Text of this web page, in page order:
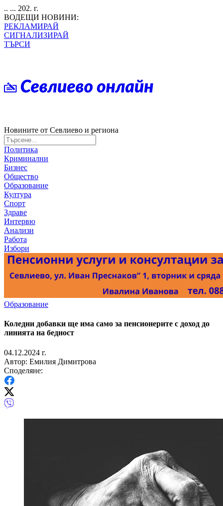
.. ... 202. г.
ВОДЕЩИ НОВИНИ:
РЕКЛАМИРАЙ
СИГНАЛИЗИРАЙ
ТЪРСИ
Новините от Севлиево и региона
Политика
Криминални
Бизнес
Общество
Образование
Култура
Спорт
Здраве
Интервю
Анализи
Работа
Избори
Образование
Коледни добавки ще има само за пенсионерите с доход до
линията на бедност
04.12.2024 г.
Автор: Емилия Димитрова
Споделяне: